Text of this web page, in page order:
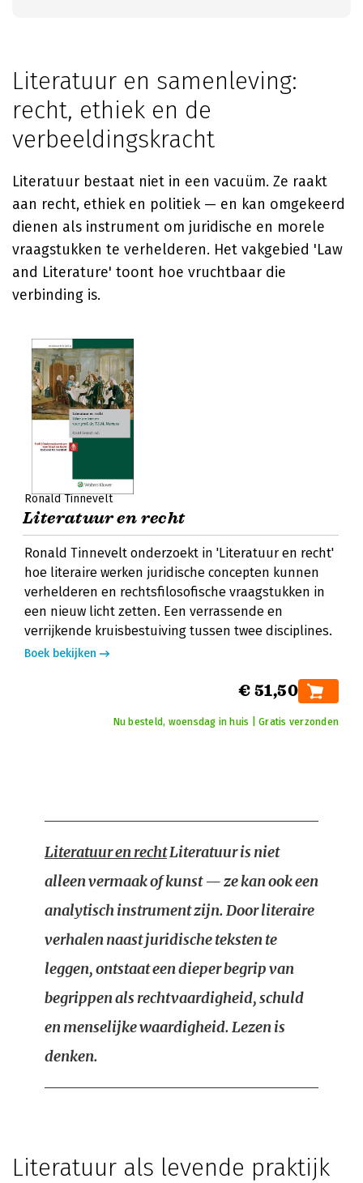
Literatuur en samenleving:
recht, ethiek en de
verbeeldingskracht
Literatuur bestaat niet in een vacuüm. Ze raakt
aan recht, ethiek en politiek — en kan omgekeerd
dienen als instrument om juridische en morele
vraagstukken te verhelderen. Het vakgebied 'Law
and Literature' toont hoe vruchtbaar die
verbinding is.
Ronald Tinnevelt
Literatuur en recht
Ronald Tinnevelt onderzoekt in 'Literatuur en recht'
hoe literaire werken juridische concepten kunnen
verhelderen en rechtsfilosofische vraagstukken in
een nieuw licht zetten. Een verrassende en
verrijkende kruisbestuiving tussen twee disciplines.
Boek bekijken
€ 51,50
Nu besteld, woensdag in huis | Gratis verzonden
Literatuur en rechtLiteratuur is niet
alleen vermaak of kunst — ze kan ook een
analytisch instrument zijn. Door literaire
verhalen naast juridische teksten te
leggen, ontstaat een dieper begrip van
begrippen als rechtvaardigheid, schuld
en menselijke waardigheid. Lezen is
denken.
Literatuur als levende praktijk